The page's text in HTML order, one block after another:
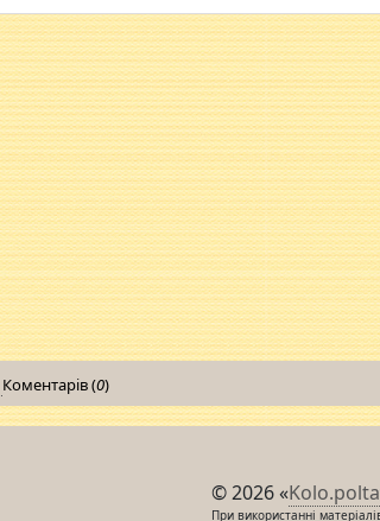
Коментарів (0)
© 2026 «
При використанні